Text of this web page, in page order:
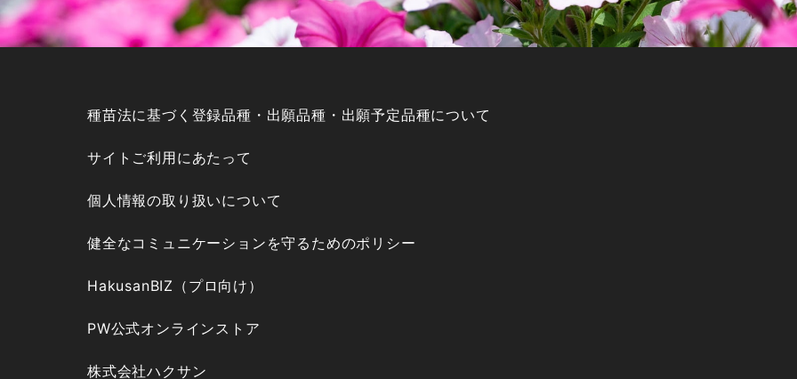
種苗法に基づく登録品種・出願品種・出願予定品種について
サイトご利用にあたって
個人情報の取り扱いについて
健全なコミュニケーションを守るためのポリシー
HakusanBIZ（プロ向け）
PW公式オンラインストア
株式会社ハクサン